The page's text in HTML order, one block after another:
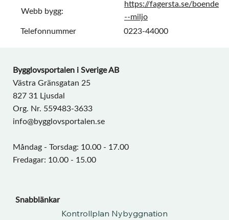
Webb bygg:
Telefonnummer
https://fagersta.se/boende
--miljo
0223-44000
Bygglovsportalen i Sverige AB
Västra Gränsgatan 25
827 31 Ljusdal
Org. Nr. 559483-3633
info@bygglovsportalen.se
Måndag - Torsdag: 10.00 - 17.00
Fredagar: 10.00 - 15.00
Snabblänkar
Kontrollplan Nybyggnation